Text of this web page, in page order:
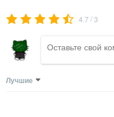
4.7 /3
Лучшие